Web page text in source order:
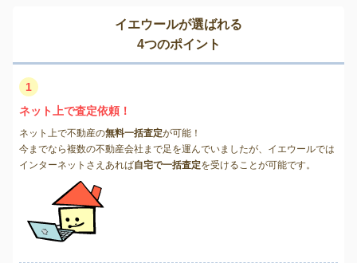
イエウールが選ばれる
4つのポイント
1
ネット上で査定依頼！
ネット上で不動産の無料一括査定が可能！
今までなら複数の不動産会社まで足を運んでいましたが、イエウールでは
インターネットさえあれば自宅で一括査定を受けることが可能です。